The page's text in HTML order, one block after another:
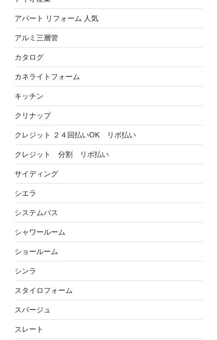
アパート リフォーム 人気
アルミ三層管
カタログ
カネライトフォーム
キッチン
クリナップ
クレジット ２４回払いOK リボ払い
クレジット 分割 リボ払い
サイディング
シエラ
システムバス
シャワールーム
ショールーム
シンラ
スタイロフォーム
スパージュ
スレート